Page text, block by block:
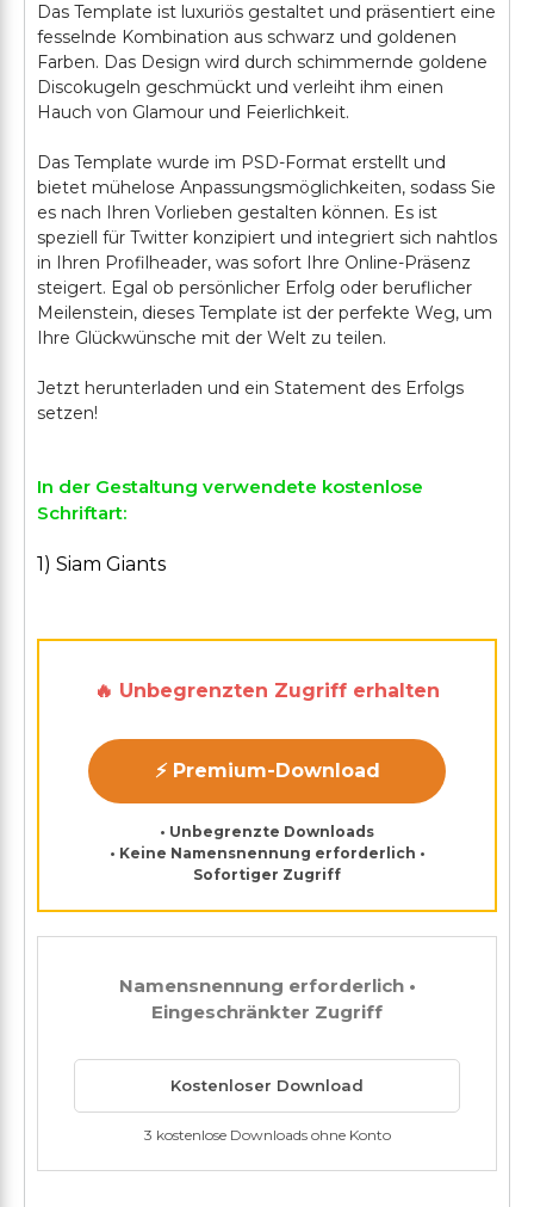
Das Template ist luxuriös gestaltet und präsentiert eine
fesselnde Kombination aus schwarz und goldenen
Farben. Das Design wird durch schimmernde goldene
Discokugeln geschmückt und verleiht ihm einen
Hauch von Glamour und Feierlichkeit.
Das Template wurde im PSD-Format erstellt und
bietet mühelose Anpassungsmöglichkeiten, sodass Sie
es nach Ihren Vorlieben gestalten können. Es ist
speziell für Twitter konzipiert und integriert sich nahtlos
in Ihren Profilheader, was sofort Ihre Online-Präsenz
steigert. Egal ob persönlicher Erfolg oder beruflicher
Meilenstein, dieses Template ist der perfekte Weg, um
Ihre Glückwünsche mit der Welt zu teilen.
Jetzt herunterladen und ein Statement des Erfolgs
In der Gestaltung verwendete kostenlose
Schriftart:
1) Siam Giants
🔥 Unbegrenzten Zugriff erhalten
⚡ Premium-Download
• Unbegrenzte Downloads
• Keine Namensnennung erforderlich •
Sofortiger Zugriff
Namensnennung erforderlich •
Eingeschränkter Zugriff
Kostenloser Download
3 kostenlose Downloads ohne Konto